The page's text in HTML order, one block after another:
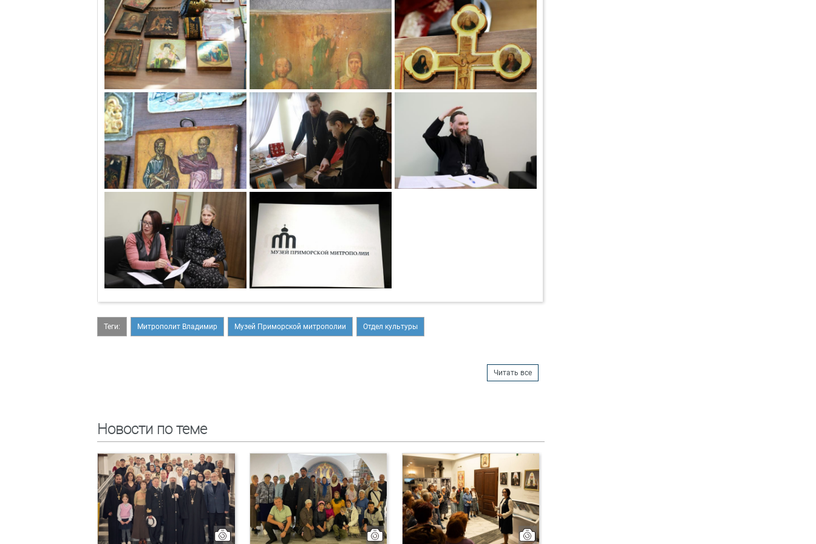
Теги: Митрополит Владимир Музей Приморской митрополии Отдел культуры
Читать все
Новости по теме